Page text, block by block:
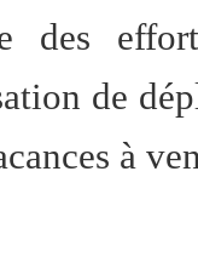
des
de
à